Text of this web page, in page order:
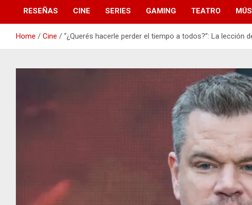
RESEÑAS CINE SERIES GAMING TEATRO
Home Cine “¿Querés hacerle perder el tiempo a todos?”: La lección